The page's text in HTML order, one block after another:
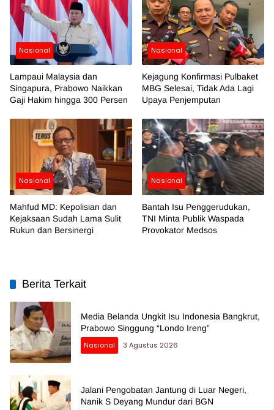
Nasional
Lampaui Malaysia dan
Singapura, Prabowo Naikkan
Gaji Hakim hingga 300 Persen
Nasional
Kejagung Konfirmasi Pulbaket
MBG Selesai, Tidak Ada Lagi
Upaya Penjemputan
Nasional
Mahfud MD: Kepolisian dan
Kejaksaan Sudah Lama Sulit
Rukun dan Bersinergi
Nasional
Bantah Isu Penggerudukan,
TNI Minta Publik Waspada
Provokator Medsos
Berita Terkait
Media Belanda Ungkit Isu Indonesia Bangkrut,
Prabowo Singgung “Londo Ireng”
Nasional
3 Agustus 2026
Jalani Pengobatan Jantung di Luar Negeri,
Nanik S Deyang Mundur dari BGN